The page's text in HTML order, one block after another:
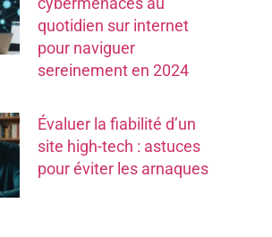
quotidien sur internet
pour naviguer
sereinement en 2024
Évaluer la fiabilité d’un
site high-tech : astuces
pour éviter les arnaques